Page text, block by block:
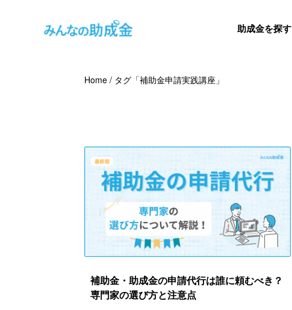
助成金を探す
Home / タグ「補助金申請実践講座」
補助金・助成金の申請代行は誰に頼むべき？
専門家の選び方と注意点